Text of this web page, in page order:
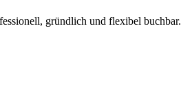
gründlich und flexibel buchbar.